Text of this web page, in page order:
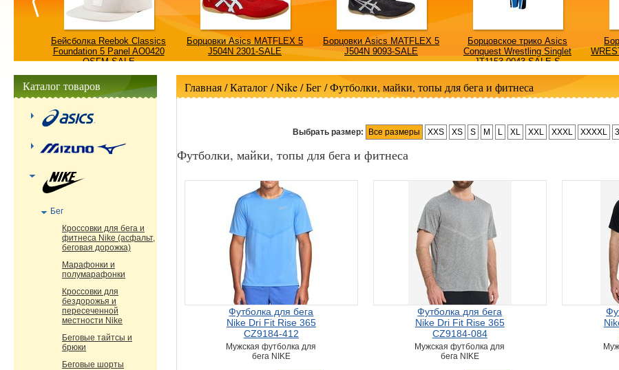
Бейсболка Reebok Classics
Foundation 5 Panel AO0420
OSFM-SALE
Борцовки Asics MATFLEX 5
J504N 2301-SALE
Борцовки Asics MATFLEX 5
J504N 9093-SALE
Борцовское трико Asics
Conquest Wrestling Singlet
JT1153 0043-SALE-S
Главная/ Каталог /Nike/Бег/Футболки, майки, топы для бега и фитнеса
Выбрать размер: Все размеры XXS XS S M L XL XXL XXXL XXXXL
Футболки, майки, топы для бега и фитнеса
Футболка для бега
Nike Dri Fit Rise 365
CZ9184-412
Мужская футболка для
бега NIKE
Футболка для бега
Nike Dri Fit Rise 365
CZ9184-084
Мужская футболка для
бега NIKE
Каталог товаров
Бег
Кроссовки для бега и
фитнеса Nike (асфальт,
беговая дорожка)
Марафонки и
полумарафонки
Кроссовки для
бездорожья и
пересеченной
местности Nike
Беговые тайтсы и
брюки
Беговые шорты